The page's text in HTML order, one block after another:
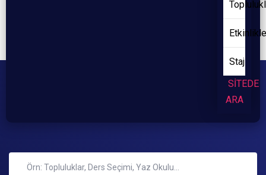
Staj
SİTEDE
ARA